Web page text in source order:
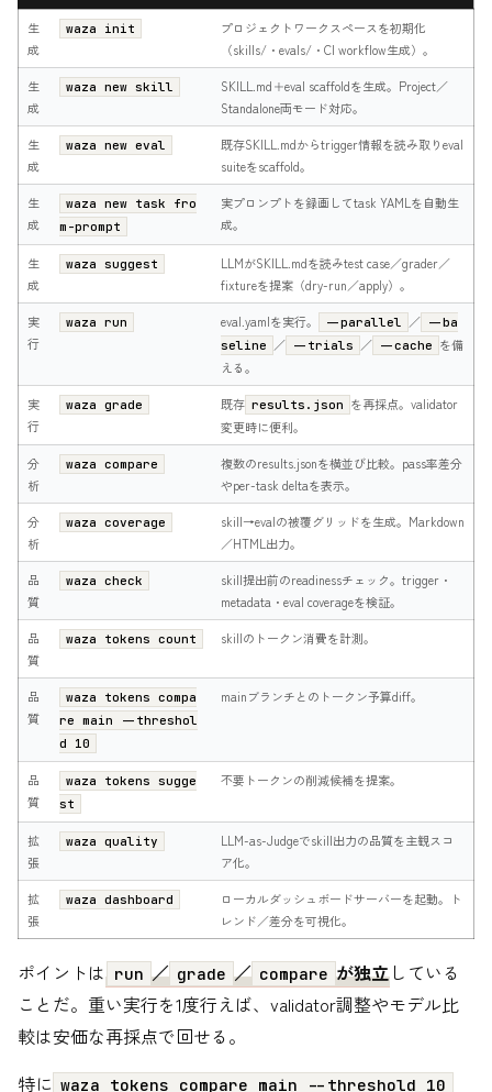
生
成
waza init
プロジェクトワークスペースを初期化
（skills/・evals/・CI workflow生成）。
生
成
waza new skill
SKILL.md＋eval scaffoldを生成。Project／
Standalone両モード対応。
生
成
waza new eval
既存SKILL.mdからtrigger情報を読み取りeval
suiteをscaffold。
生
成
waza new task fro
m-prompt
実プロンプトを録画してtask YAMLを自動生
成。
生
成
waza suggest
LLMがSKILL.mdを読みtest case／grader／
fixtureを提案（dry-run／apply）。
実
行
waza run eval.yamlを実行。 --parallel ／ --ba
seline
／ --trials ／ --cache を備
える。
実
行
waza grade 既存 results.json を再採点。validator
変更時に便利。
分
析
waza compare
複数のresults.jsonを横並び比較。pass率差分
やper-task deltaを表示。
分
析
waza coverage
skill→evalの被覆グリッドを生成。Markdown
／HTML出力。
品
質
waza check
skill提出前のreadinessチェック。trigger・
metadata・eval coverageを検証。
品
質
waza tokens count skillのトークン消費を計測。
品
質
waza tokens compa
re main --threshol
d 10
mainブランチとのトークン予算diff。
品
質
waza tokens sugge
st
不要トークンの削減候補を提案。
拡
張
waza quality
LLM-as-Judgeでskill出力の品質を主観スコ
ア化。
拡
張
waza dashboard
ローカルダッシュボードサーバーを起動。ト
レンド／差分を可視化。
ポイントは run ／ grade ／ compare が独立 している
ことだ。重い実行を1度行えば、validator調整やモデル比
較は安価な再採点で回せる。
特に waza tokens compare main --threshold 10